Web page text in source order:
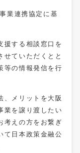
業連携協定に基
援する相談窓口を
せていただくとと
等の情報発信を行
、メリットを大阪
業を譲り渡したい
考えの方をお繋ぎ
て日本政策金融公